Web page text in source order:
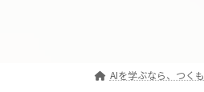
AIを学ぶなら、つく